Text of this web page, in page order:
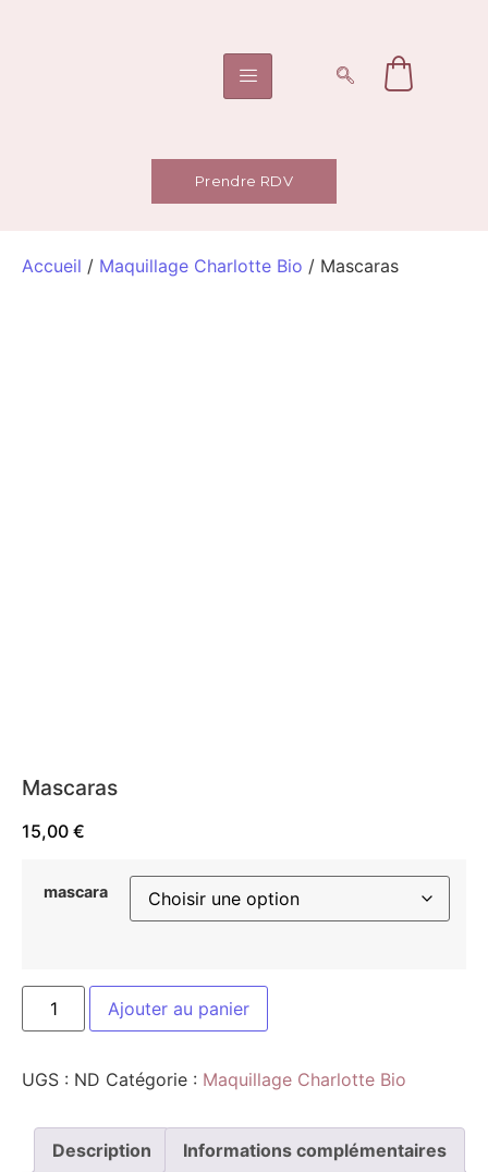
Prendre RDV
Accueil / Maquillage Charlotte Bio / Mascaras
Mascaras
15,00 €
mascara
Ajouter au panier
UGS : ND Catégorie : Maquillage Charlotte Bio
Description Informations complémentaires